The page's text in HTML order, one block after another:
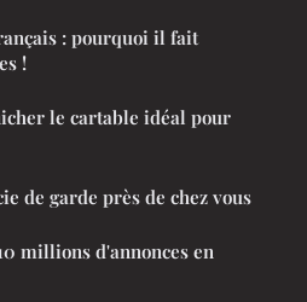
: pourquoi il fait
!
le cartable idéal pour
de garde près de chez vous
millions d'annonces en